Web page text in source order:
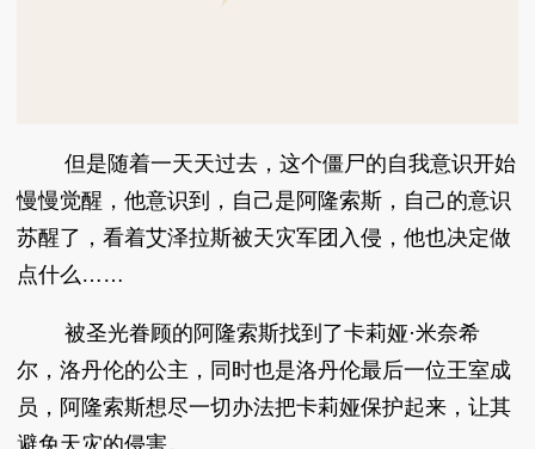
但是随着一天天过去，这个僵尸的自我意识开始
慢慢觉醒，他意识到，自己是阿隆索斯，自己的意识
苏醒了，看着艾泽拉斯被天灾军团入侵，他也决定做
点什么……
被圣光眷顾的阿隆索斯找到了卡莉娅·米奈希
尔，洛丹伦的公主，同时也是洛丹伦最后一位王室成
员，阿隆索斯想尽一切办法把卡莉娅保护起来，让其
避免天灾的侵害。